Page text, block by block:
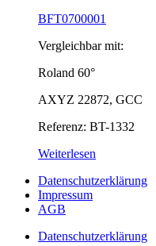
BFT0700001
Vergleichbar mit:
Roland 60°
AXYZ 22872, GCC
Referenz: BT-1332
Weiterlesen
Datenschutzerklärung
Impressum
AGB
Datenschutzerklärung